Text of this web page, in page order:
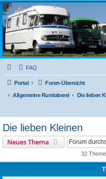
L319-forum.de
FAQ
Portal
Foren-Übersicht
Allgemeine Rumlaberei
Die lieben
Die lieben Kleinen
Neues Thema
32